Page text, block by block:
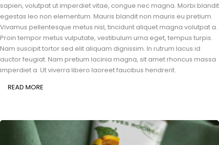
sapien, volutpat ut imperdiet vitae, congue nec magna. Morbi blandit
egestas leo non elementum. Mauris blandit non mauris eu pretium.
Vivamus pellentesque metus nisl, tincidunt aliquet magna volutpat a.
Proin tempor metus vulputate, vestibulum urna eget, tempus turpis.
Nam suscipit tortor sed elit aliquam dignissim. In rutrum lacus id
auctor feugiat. Nam pretium lacinia magna, sit amet rhoncus massa
imperdiet a. Ut viverra libero laoreet faucibus hendrerit.
READ MORE